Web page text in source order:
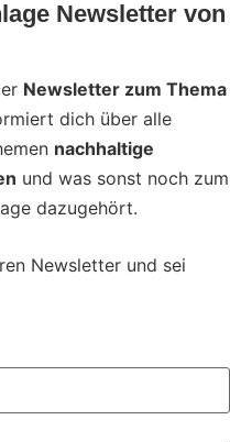
Newsletter von
Newsletter zum Thema
dich über alle
nachhaltige
und was sonst noch zum
dazugehört.
Newsletter und sei